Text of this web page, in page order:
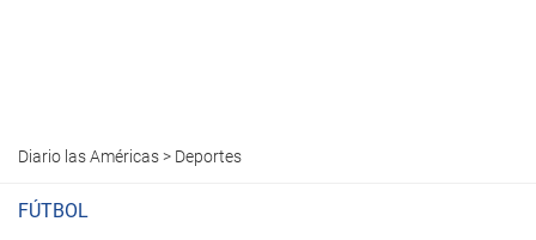
Diario las Américas> Deportes
FÚTBOL